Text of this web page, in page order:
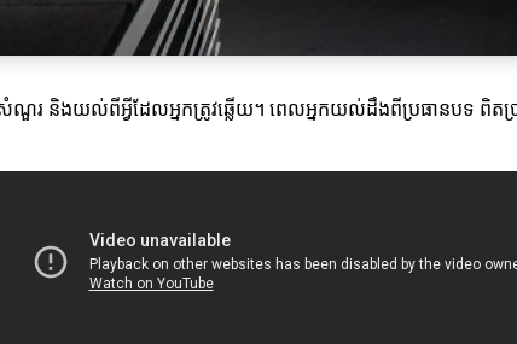
រ និងយល់ពីអ្វីដែលអ្នកត្រូវឆ្លើយ។ ពេលអ្នកយល់ដឹងពីប្រធានបទ ពិតប្រ